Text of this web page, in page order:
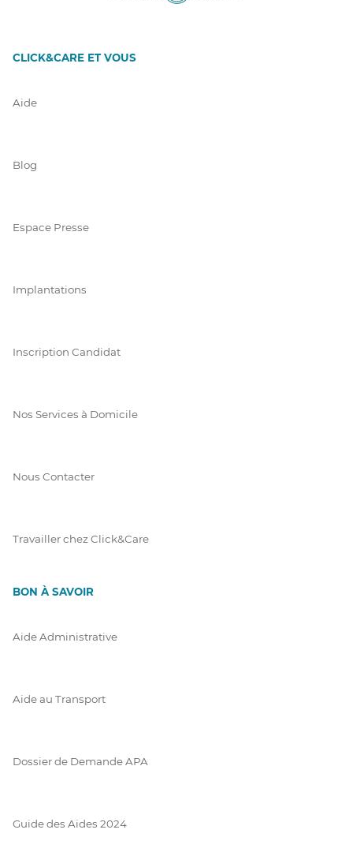
CLICK&CARE ET VOUS
Aide
Blog
Espace Presse
Implantations
Inscription Candidat
Nos Services à Domicile
Nous Contacter
Travailler chez Click&Care
BON À SAVOIR
Aide Administrative
Aide au Transport
Dossier de Demande APA
Guide des Aides 2024